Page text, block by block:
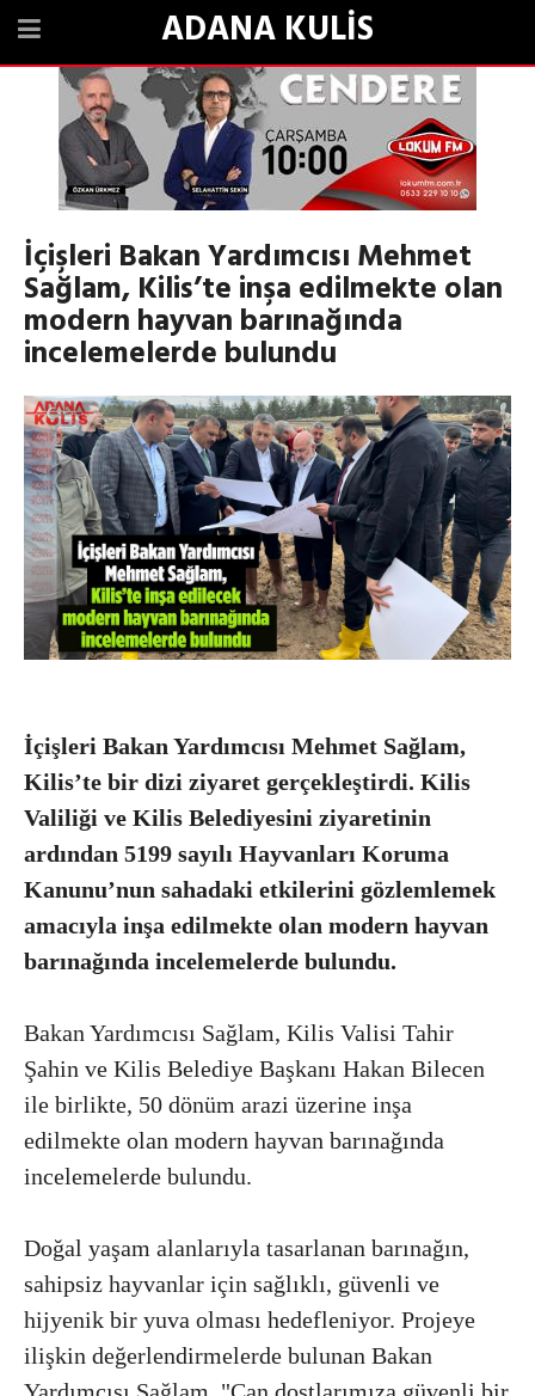
ADANA KULİS
İçişleri Bakan Yardımcısı Mehmet
Sağlam, Kilis’te inşa edilmekte olan
modern hayvan barınağında
incelemelerde bulundu
İçişleri Bakan Yardımcısı Mehmet Sağlam,
Kilis’te bir dizi ziyaret gerçekleştirdi. Kilis
Valiliği ve Kilis Belediyesini ziyaretinin
ardından 5199 sayılı Hayvanları Koruma
Kanunu’nun sahadaki etkilerini gözlemlemek
amacıyla inşa edilmekte olan modern hayvan
barınağında incelemelerde bulundu.
Bakan Yardımcısı Sağlam, Kilis Valisi Tahir
Şahin ve Kilis Belediye Başkanı Hakan Bilecen
ile birlikte, 50 dönüm arazi üzerine inşa
edilmekte olan modern hayvan barınağında
incelemelerde bulundu.
Doğal yaşam alanlarıyla tasarlanan barınağın,
sahipsiz hayvanlar için sağlıklı, güvenli ve
hijyenik bir yuva olması hedefleniyor. Projeye
ilişkin değerlendirmelerde bulunan Bakan
Yardımcısı Sağlam, "Can dostlarımıza güvenli bir